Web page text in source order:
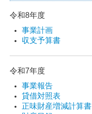
令和8年度
事業計画
収支予算書
令和7年度
事業報告
貸借対照表
正味財産増減計算書